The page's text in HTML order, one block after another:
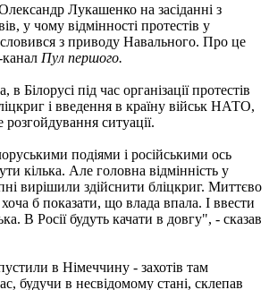
Лукашенко на засіданні з
у чому відмінності протестів у
з приводу Навального. Про це
Пул першого.
Білорусі під час організації протестів
і введення в країну військ НАТО,
розгойдування ситуації.
подіями і російськими ось
кілька. Але головна відмінність у
вирішили здійснити бліцкриг. Миттєво
б показати, що влада впала. І ввести
В Росії будуть качати в довгу", - сказав
в Німеччину - захотів там
будучи в несвідомому стані, склепав